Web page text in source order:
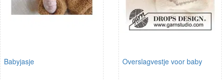
Babyjasje Overslagvestje voor baby